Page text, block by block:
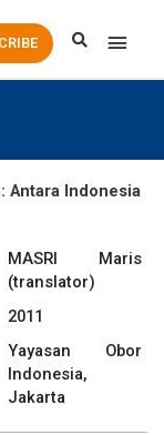
Main
Antara Indonesia
MASRI Maris
(translator)
2011
Yayasan Obor
Indonesia,
Jakarta